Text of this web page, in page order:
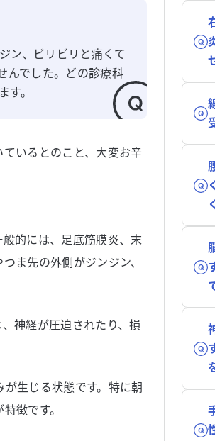
ン、ビリビリと痛くて
んでした。どの診療科
。
いるとのこと、大変お辛
的には、足底筋膜炎、末
ま先の外側がジンジン、
神経が圧迫されたり、損
生じる状態です。特に朝
徴です。